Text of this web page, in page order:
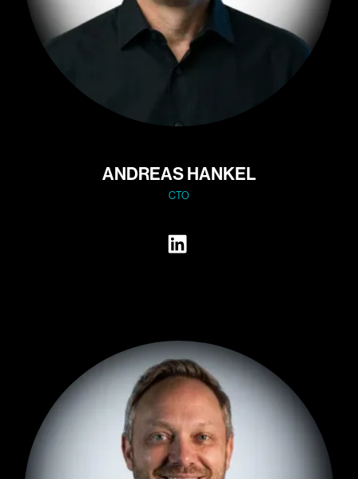
ANDREAS HANKEL
CTO